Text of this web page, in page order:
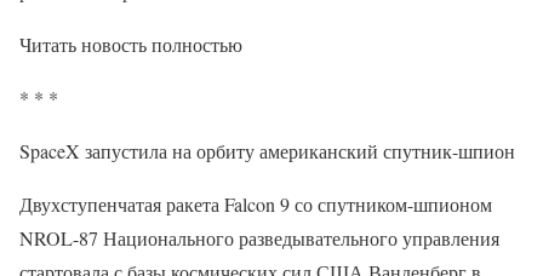
Читать новость полностью
* * *
SpaceX запустила на орбиту американский спутник-шпион
Двухступенчатая ракета Falcon 9 со спутником-шпионом
NROL-87 Национального разведывательного управления